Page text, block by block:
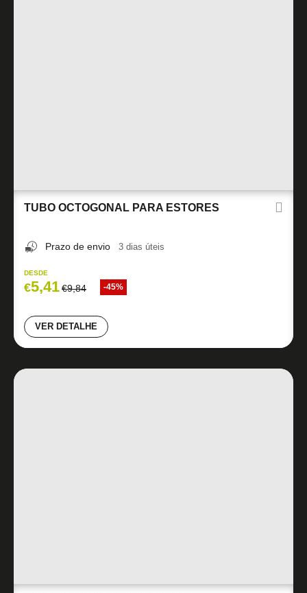
TUBO OCTOGONAL PARA ESTORES
Prazo de envio 3 dias úteis
DESDE
€5,41€9,84 -45%
VER DETALHE